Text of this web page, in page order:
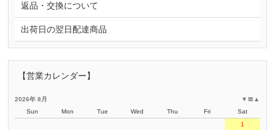
返品・交換について
出荷日の翌日配達商品
【営業カレンダー】
▲
〓
▼
2026年 8月
Sun
Mon Tue Wed Thu Fri
Sat
1